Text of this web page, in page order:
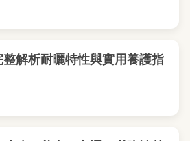
解析耐曬特性與實用養護指